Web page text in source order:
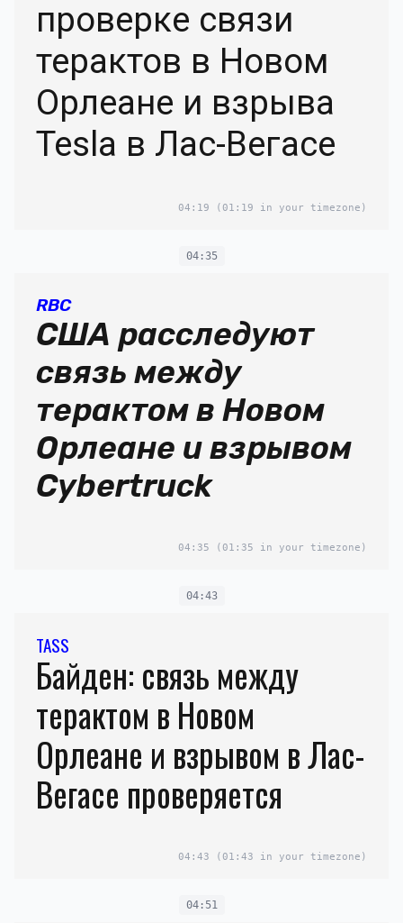
проверке связи
терактов в Новом
Орлеане и взрыва
Tesla в Лас-Вегасе
04:19 (01:19 in your timezone)
04:35
RBC
США расследуют
связь между
терактом в Новом
Орлеане и взрывом
Cybertruck
04:35 (01:35 in your timezone)
04:43
TASS
Байден: связь между
терактом в Новом
Орлеане и взрывом в Лас-
Вегасе проверяется
04:43 (01:43 in your timezone)
04:51